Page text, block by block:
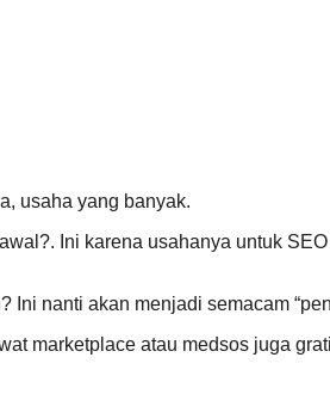
usaha yang banyak.
Ini karena usahanya untuk
nanti akan menjadi semacam
marketplace atau medsos juga